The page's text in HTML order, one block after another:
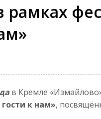
рамках
в Кремле
к нам»,